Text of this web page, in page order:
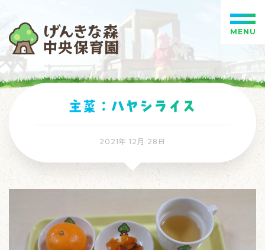
主菜：ハヤシライス
2021年 12月 28日
MENU